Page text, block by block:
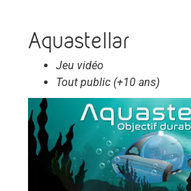
Aquastellar
Jeu vidéo
Tout public (+10 ans)